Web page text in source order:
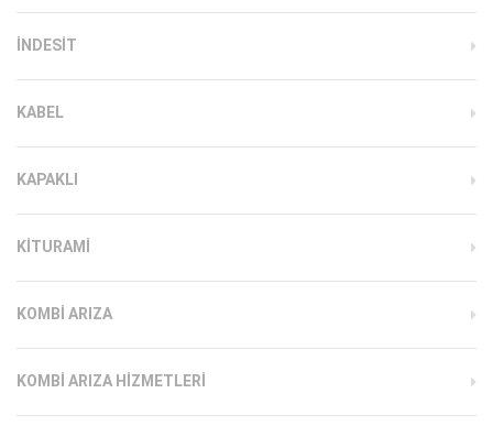
INDESIT
KABEL
KAPAKLI
KITURAMI
KOMBI ARIZA
KOMBI ARIZA HIZMETLERI